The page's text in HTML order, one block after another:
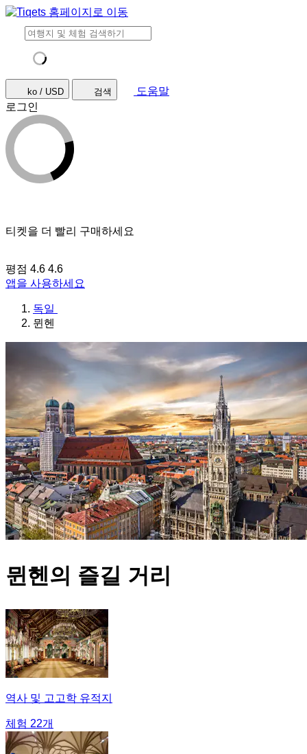
ko / USD 검색
도움말
로그인
티켓을 더 빨리 구매하세요
평점 4.6 4.6
앱을 사용하세요
독일
뮌헨
뮌헨의 즐길 거리
역사 및 고고학 유적지
체험 22개